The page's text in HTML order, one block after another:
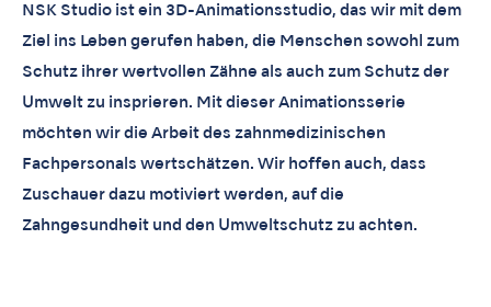
NSK Studio ist ein 3D-Animationsstudio, das wir mit dem
Ziel ins Leben gerufen haben, die Menschen sowohl zum
Schutz ihrer wertvollen Zähne als auch zum Schutz der
Umwelt zu insprieren. Mit dieser Animationsserie
möchten wir die Arbeit des zahnmedizinischen
Fachpersonals wertschätzen. Wir hoffen auch, dass
Zuschauer dazu motiviert werden, auf die
Zahngesundheit und den Umweltschutz zu achten.